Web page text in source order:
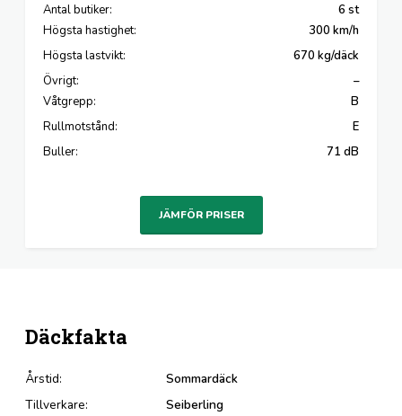
Antal butiker:
6 st
Högsta hastighet:
300 km/h
Högsta lastvikt:
670 kg/däck
Övrigt:
–
Våtgrepp:
B
Rullmotstånd:
E
Buller:
71 dB
JÄMFÖR PRISER
Däckfakta
Årstid:
Sommardäck
Tillverkare:
Seiberling